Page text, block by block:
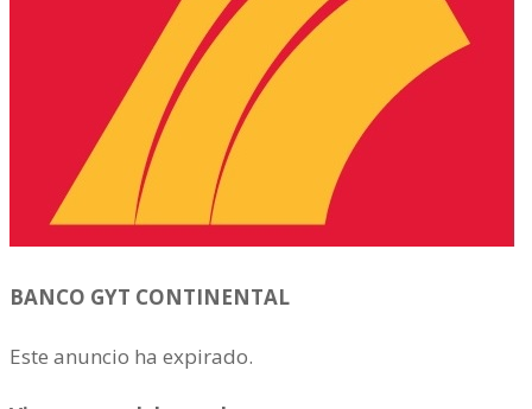
BANCO GYT CONTINENTAL
Este anuncio ha expirado.